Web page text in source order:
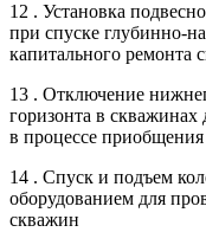
12 . Установка
при спуске глубинно-
капитального ремонта
13 . Отключение
горизонта в скважинах
в процессе приобщения
14 . Спуск и подъем
оборудованием для
скважин